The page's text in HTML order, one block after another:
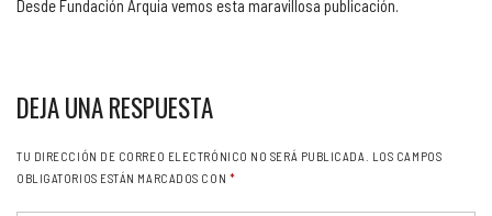
Desde Fundación Arquia vemos esta maravillosa publicación.
DEJA UNA RESPUESTA
TU DIRECCIÓN DE CORREO ELECTRÓNICO NO SERÁ PUBLICADA.
LOS CAMPOS
OBLIGATORIOS ESTÁN MARCADOS CON *